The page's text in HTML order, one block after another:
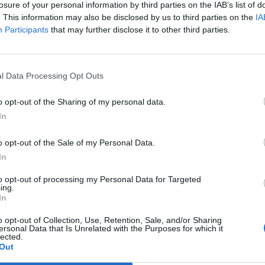
of your personal information by third parties on the IAB’s list of
This information may also be disclosed by us to third parties on the
Participants that may further disclose it to other third parties.
Data Processing Opt Outs
opt-out of the Sharing of my personal data.
opt-out of the Sale of my Personal Data.
opt-out of processing my Personal Data for Targeted
opt-out of Collection, Use, Retention, Sale, and/or Sharing
Data that Is Unrelated with the Purposes for which it
Dich neu. Wir freuen uns auf Deinen nächsten
noch neue Member auf DE1.
.Wir sind eine friedliche PVE orientierte Gilde und besitzen
über 18 Jahre alt sein
während du spielst auf TS anwesend zu sein , das vereinfacht
auf TS als auch in den Spiele Chats
andere Gilden an , PVP Punkte gibt es reichlich in den
mit unserer Gilde wachsen oder aber auch uns mit einem